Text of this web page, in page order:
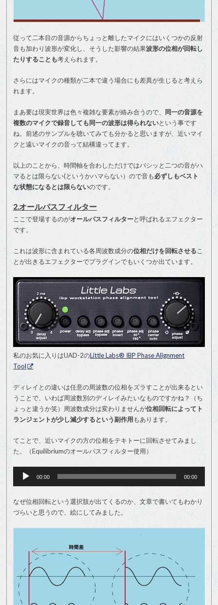
従って二本目の音源からちょっと離したマイクにはいくつかの反射
音も加わり波形が変化し、そうした影響の結果波形の位相が回転し
たりすることも考えられます。
さらにはマイクの種類が二本で違う場合にも差異が生じると考えら
れます。
まあ要は現実世界は色々複雑な要素が絡み合うので、 同一の音源を
複数のマイクで録音しても同一の波形は得られないという事です
ね。前述のサンプルを聴いてみても分かると思いますが、近いマイ
クと遠いマイクの音って結構違ってます。
以上のことから、時間軸を合わしただけではバシッと二つの音がハ
マるとは限らない(というかハマらない）ので音も必ずしもベスト
な状態になるとは限らないのです。
2.オールパスフィルター
ここで登場するのがオールパスフィルターと呼ばれるエフェクター
です。
これは波形に含まれている各周波数成分の位相だけを回転させるこ
とが出きるエフェクターでプラグインでもいくつか出ています。
私のお気に入りはUAD-2のLittle Labs® IBP Phase Alignment
Tool
ディレイとの違いは任意の周波数の位相をズラすことが出来るとい
うことで、いわば周波数別のディレイみたいなものですかね？（ち
ょっと違うか笑）周波数成分は変わりませんが位相回転によってト
ランジェントが少し減少するという副作用もあります。
てことで、近いマイクの方の位相をテキトーに回転させてみまし
た。（Equilibriumのオールパスフィルター使用）
プ
ー
ヤ
ー
00:00 00:00
なぜ位相回転という選択肢が出てくるのか、文章で書いてもわかり
づらいと思うので、絵にしてみました。